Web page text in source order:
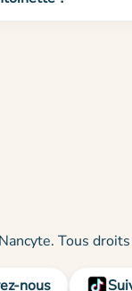
Tous
nous